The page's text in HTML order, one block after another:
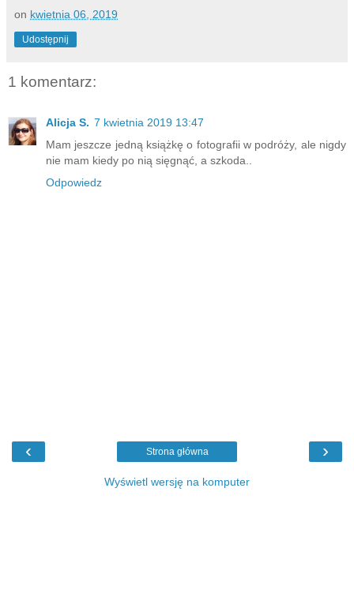
on kwietnia 06, 2019
Udostępnij
1 komentarz:
Alicja S. 7 kwietnia 2019 13:47
Mam jeszcze jedną książkę o fotografii w podróży, ale nigdy
nie mam kiedy po nią sięgnąć, a szkoda..
Odpowiedz
‹ ›
Strona główna
Wyświetl wersję na komputer